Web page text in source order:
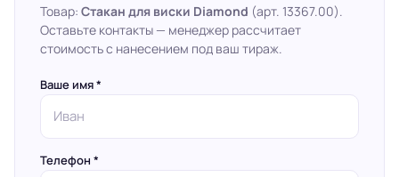
Товар: Стакан для виски Diamond (арт. 13367.00).
Оставьте контакты — менеджер рассчитает
стоимость с нанесением под ваш тираж.
Ваше имя *
Телефон *